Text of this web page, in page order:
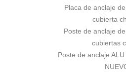
Placa de anclaje
cubierta
Poste de anclaje
cubiertas
Poste de anclaje